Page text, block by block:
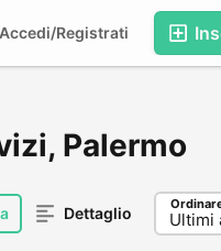
Accedi/Registrati
Palermo
Dettaglio